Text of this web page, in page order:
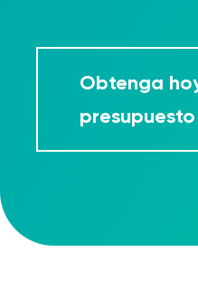
Obtenga